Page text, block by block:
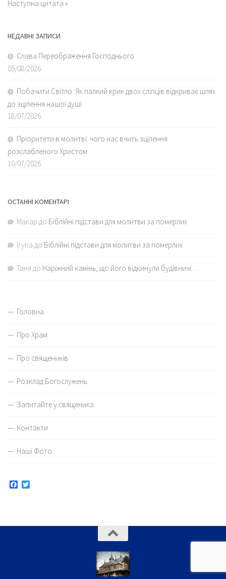
Наступна цитата »
НЕДАВНІ ЗАПИСИ
Слава Переображення Господнього
05/08/2026
Побачити Світло: Як палкий крик двох сліпців відкриває шлях
до зцілення нашої душі
18/07/2026
Пріоритети в молитві: чого нас вчить зцілення
розслабленого Христом
10/07/2026
ОСТАННІ КОМЕНТАРІ
Макар до Біблійні підстави для молитви за померлих
Iryna до Біблійні підстави для молитви за померлих
Таня до Наріжний камінь, що його відкинули будівничі…
Головна
Про Храм
Про священиків
Розклад Богослужень
Запитайте у священика
Контакти
Наші Фото
Facebook